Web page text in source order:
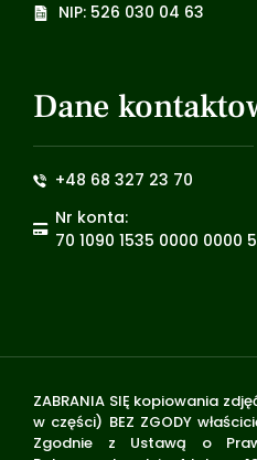
NIP: 526 030 04 63
Dane
+48 68 327 23 70
Nr konta:
70 1090 1535 0000 0000
ZABRANIA SIĘ kopiowania
w części) BEZ ZGODY
Zgodnie z Ustawą o